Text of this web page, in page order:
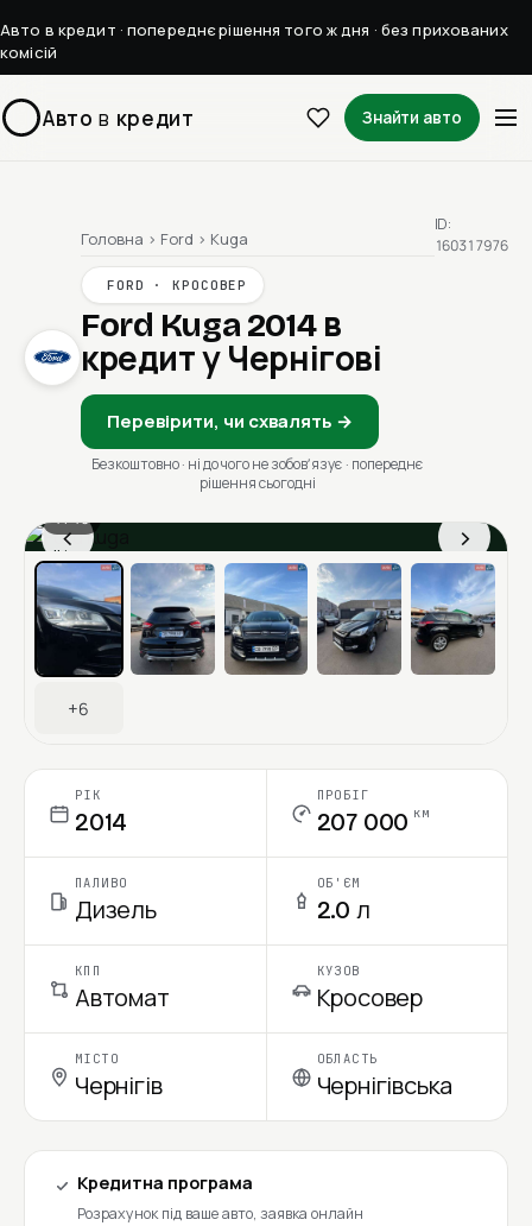
Авто в кредит · попереднє рішення того ж дня · без прихованих
комісій
Авто в кредит Знайти авто
Головна › Ford › Kuga
FORD · КРОСОВЕР
Ford Kuga 2014 в
кредит у Чернігові
Перевірити, чи схвалять →
Безкоштовно · ні до чого не зобовʼязує · попереднє
рішення сьогодні
ID:
160317976
‹ ›
1 / 13
Ціна в місяць
+6
РІК
2014
ПРОБІГ
207 000 км
ПАЛИВО
Дизель
ОБ'ЄМ
2.0 л
КПП
Автомат
КУЗОВ
Кросовер
МІСТО
Чернігів
ОБЛАСТЬ
Чернігівська
Кредитна програма
Розрахунок під ваше авто, заявка онлайн